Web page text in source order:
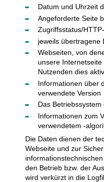
Datum und Uhrzeit
Angeforderte Seite
Zugriffsstatus/
jeweils übertragene
Webseiten, von
unsere
Nutzenden dies
Informationen über
verwendete Version
Das Betriebssystem
Informationen zum
verwendetem -
Die Daten dienen der
Webseite und zur
den Betrieb bzw. der
wird verkürzt in die